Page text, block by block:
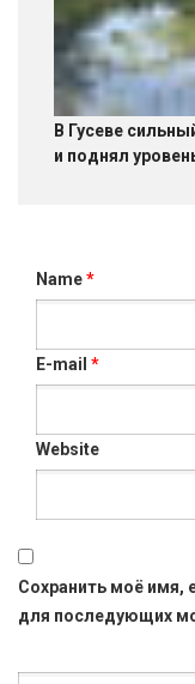
В Гусеве
и поднял
Name*
E-mail *
Website
Сохранить моё имя,
для последующих